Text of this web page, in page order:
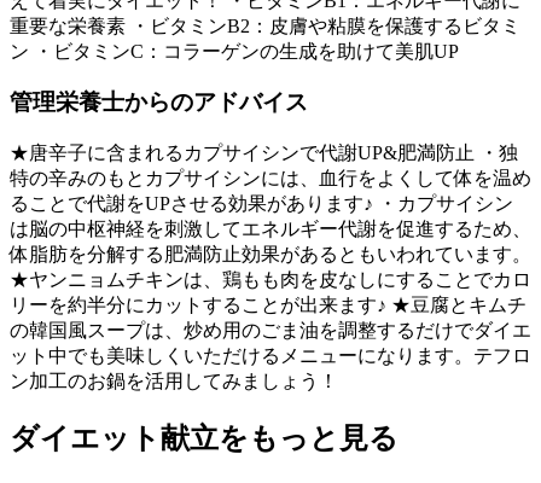
重要な栄養素 ・ビタミンB2：皮膚や粘膜を保護するビタミ
ン ・ビタミンC：コラーゲンの生成を助けて美肌UP
管理栄養士からのアドバイス
★唐辛子に含まれるカプサイシンで代謝UP&肥満防止 ・独
特の辛みのもとカプサイシンには、血行をよくして体を温め
ることで代謝をUPさせる効果があります♪ ・カプサイシン
は脳の中枢神経を刺激してエネルギー代謝を促進するため、
体脂肪を分解する肥満防止効果があるともいわれています。
★ヤンニョムチキンは、鶏もも肉を皮なしにすることでカロ
リーを約半分にカットすることが出来ます♪ ★豆腐とキムチ
の韓国風スープは、炒め用のごま油を調整するだけでダイエ
ット中でも美味しくいただけるメニューになります。テフロ
ン加工のお鍋を活用してみましょう！
ダイエット献立をもっと見る